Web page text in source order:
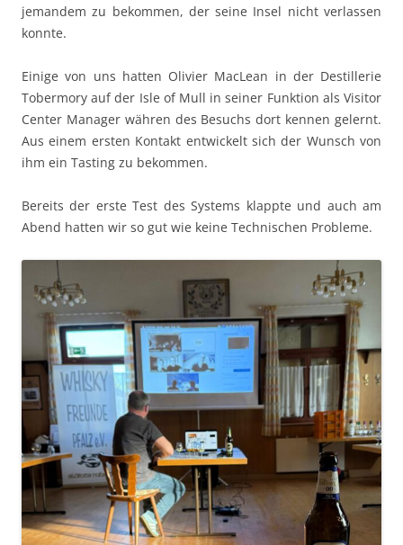
jeman­dem zu bekom­men, der seine Insel nicht ver­lassen
konnte.
Einige von uns hat­ten Olivi­er MacLean in der Des­til­lerie
Tober­mory auf der Isle of Mull in sein­er Funk­tion als Vis­i­tor
Cen­ter Man­ag­er währen des Besuchs dort ken­nen gel­ernt.
Aus einem ersten Kon­takt entwick­elt sich der Wun­sch von
ihm ein Tast­ing zu bekommen.
Bere­its der erste Test des Sys­tems klappte und auch am
Abend hat­ten wir so gut wie keine Tech­nis­chen Probleme.